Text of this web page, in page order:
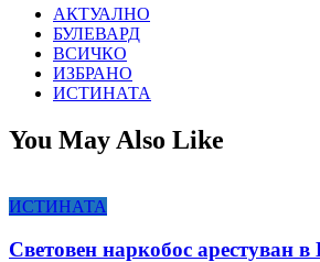
АКТУАЛНО
БУЛЕВАРД
ВСИЧКО
ИЗБРАНО
ИСТИНАТА
You May Also Like
ИСТИНАТА
Световен наркобос